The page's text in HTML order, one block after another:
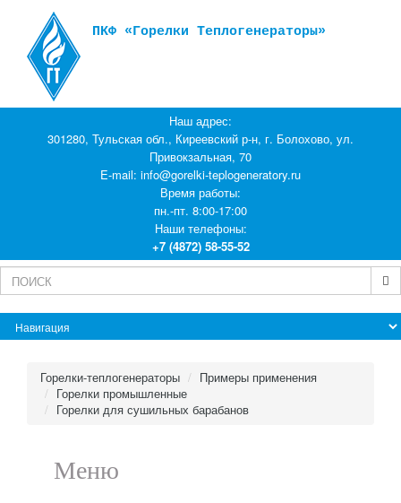
ПКФ «Горелки Теплогенераторы»
Наш адрес:
301280, Тульская обл., Киреевский р-н, г. Болохово, ул.
Привокзальная, 70
E-mail: info@gorelki-teplogeneratory.ru
Время работы:
пн.-пт. 8:00-17:00
Наши телефоны:
+7 (4872) 58-55-52
Горелки-теплогенераторы
Примеры применения
Горелки промышленные
Горелки для сушильных барабанов
Меню